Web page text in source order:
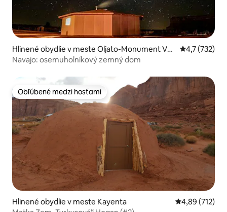
Hlinené obydlie v meste Oljato-Monument Vall
ey
Priemerné
4,7 (732)
Navajo: osemuholníkový zemný dom
Obľúbené medzi hosťami
Obľúbené medzi hosťami
Hlinené obydlie v meste Kayenta Priemerné
4,89 (712)